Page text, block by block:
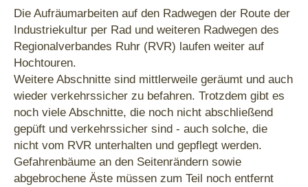
Die Aufräumarbeiten auf den Radwegen der Route der
Industriekultur per Rad und weiteren Radwegen des
Regionalverbandes Ruhr (RVR) laufen weiter auf
Hochtouren.
Weitere Abschnitte sind mittlerweile geräumt und auch
wieder verkehrssicher zu befahren. Trotzdem gibt es
noch viele Abschnitte, die noch nicht abschließend
gepüft und verkehrssicher sind - auch solche, die
nicht vom RVR unterhalten und gepflegt werden.
Gefahrenbäume an den Seitenrändern sowie
abgebrochene Äste müssen zum Teil noch entfernt